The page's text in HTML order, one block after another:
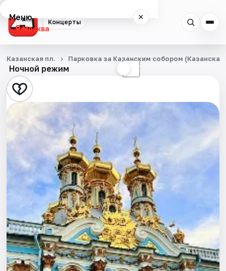
Концерты
Меню ×
Москва
Концерты
Города
Артисты
Рейтинги
Ночной режим ☾
Казанская пл. Парковка за Казанским собором (Казанская